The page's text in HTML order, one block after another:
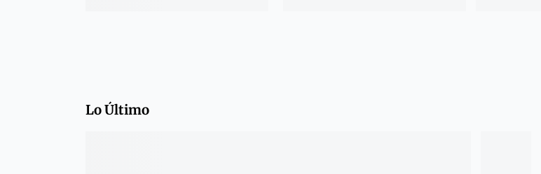
Lo Último